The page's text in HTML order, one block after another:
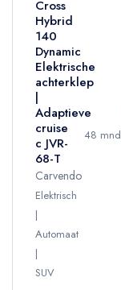
Cross
Hybrid
140
Dynamic
Elektrische
achterklep
|
Adaptieve
cruise
c JVR-
68-T
Carvendo
Elektrisch
Automaat
SUV
48 mnd